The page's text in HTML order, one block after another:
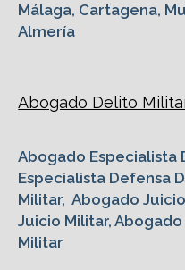
Málaga, Cartagena,
Almería
Abogado Delito
Abogado Especialista
Especialista Defensa
Militar, Abogado
Juicio Militar,
Militar